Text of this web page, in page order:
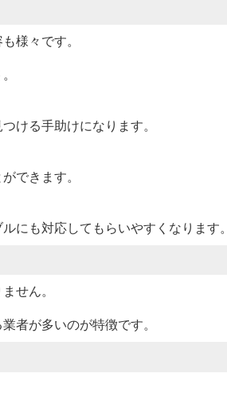
様々です。
ける手助けになります。
できます。
にも対応してもらいやすくなります。
せん。
者が多いのが特徴です。